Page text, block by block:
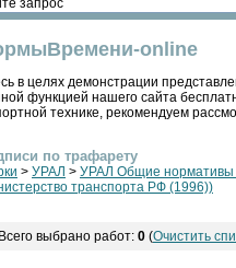
online
в целях демонстрации
функцией нашего сайта
технике, рекомендуем
по трафарету
> УРАЛ > УРАЛ Общие нормативы
транспорта РФ (1996))
Всего выбрано работ: 0 (Очистить